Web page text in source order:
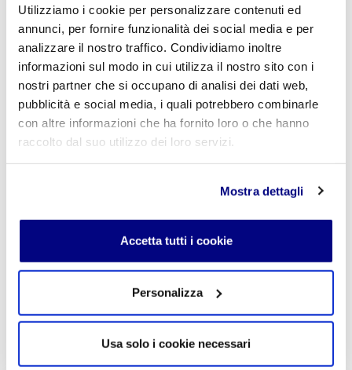
Utilizziamo i cookie per personalizzare contenuti ed
annunci, per fornire funzionalità dei social media e per
analizzare il nostro traffico. Condividiamo inoltre
informazioni sul modo in cui utilizza il nostro sito con i
nostri partner che si occupano di analisi dei dati web,
pubblicità e social media, i quali potrebbero combinarle
con altre informazioni che ha fornito loro o che hanno
raccolto dal suo utilizzo dei loro servizi.
Mostra dettagli
Accetta tutti i cookie
Personalizza
Usa solo i cookie necessari
E-mail*
Commento*
Acconsento al trattamento deidati personali *
INVIA COMMENTO